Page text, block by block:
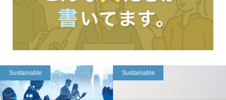
Sustainable Sustainable